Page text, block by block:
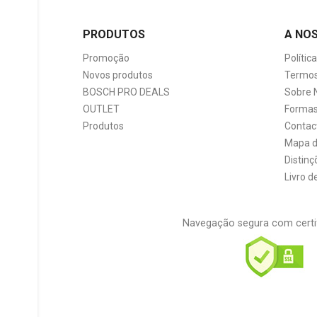
PRODUTOS
Promoção
Novos produtos
BOSCH PRO DEALS
OUTLET
Produtos
A
Sobre
Mapa
Livro
Navegação segura com